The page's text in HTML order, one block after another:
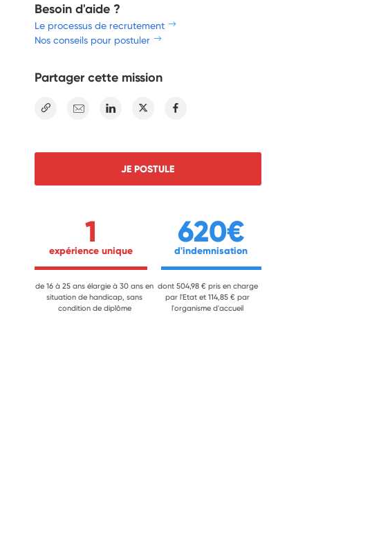
Besoin d'aide ?
Le processus de recrutement
Nos conseils pour postuler
Partager cette mission
E-mail Linkedin Twitter
JE POSTULE
1
expérience unique
de 16 à 25 ans élargie à 30 ans en
situation de handicap, sans
condition de diplôme
620€
d'indemnisation
dont 504,98 € pris en charge
par l'Etat et 114,85 € par
l'organisme d'accueil